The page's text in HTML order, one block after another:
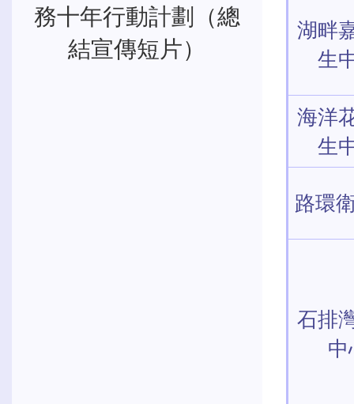
務十年行動計劃（總
結宣傳短片）
湖畔
生
海洋
生
路環
石排
中